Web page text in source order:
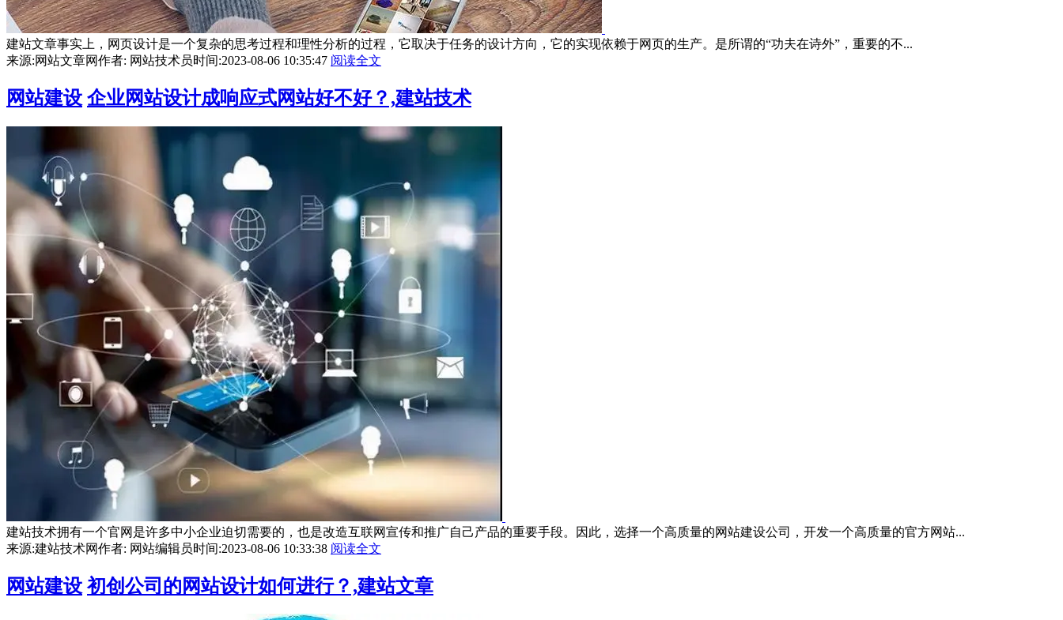
建站文章事实上，网页设计是一个复杂的思考过程和理性分析的过程，它取决于任务的设计方向，它的实现依赖于网页的生产。是所谓的“功夫在诗外”，重要的不...
来源:网站文章网作者: 网站技术员时间:2023-08-06 10:35:47 阅读全文
网站建设 企业网站设计成响应式网站好不好？,建站技术
建站技术拥有一个官网是许多中小企业迫切需要的，也是改造互联网宣传和推广自己产品的重要手段。因此，选择一个高质量的网站建设公司，开发一个高质量的官方网站...
来源:建站技术网作者: 网站编辑员时间:2023-08-06 10:33:38 阅读全文
网站建设 初创公司的网站设计如何进行？,建站文章